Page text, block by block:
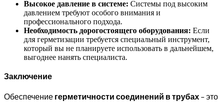
Высокое давление в системе: Системы под высоким
давлением требуют особого внимания и
профессионального подхода.
Необходимость дорогостоящего оборудования: Если
для герметизации требуется специальный инструмент,
который вы не планируете использовать в дальнейшем,
выгоднее нанять специалиста.
Заключение
Обеспечение герметичности соединений в трубах – это